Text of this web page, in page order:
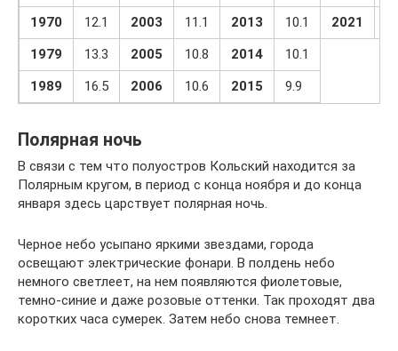
1970
12.1 2003 11.1 2013 10.1 2021
1979
13.3 2005 10.8 2014
10.1
1989
16.5 2006 10.6 2015 9.9
Полярная ночь
В связи с тем что полуостров Кольский находится за
Полярным кругом, в период с конца ноября и до конца
января здесь царствует полярная ночь.
Черное небо усыпано яркими звездами, города
освещают электрические фонари. В полдень небо
немного светлеет, на нем появляются фиолетовые,
темно-синие и даже розовые оттенки. Так проходят два
коротких часа сумерек. Затем небо снова темнеет.